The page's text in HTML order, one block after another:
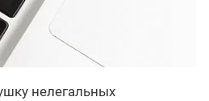
нелегальных